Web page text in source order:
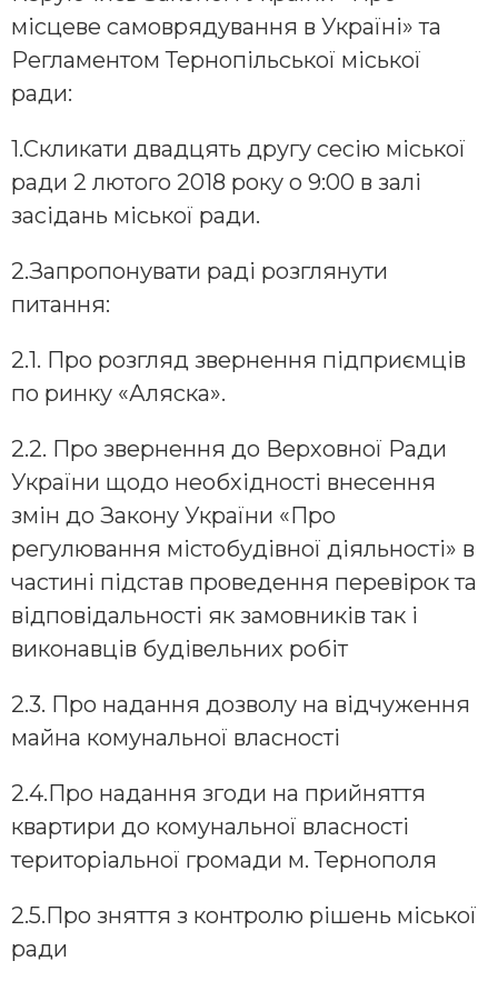
місцеве самоврядування в Україні» та
Регламентом Тернопільської міської
ради:
1.Скликати двадцять другу сесію міської
ради 2 лютого 2018 року о 9:00 в залі
засідань міської ради.
2.Запропонувати раді розглянути
питання:
2.1. Про розгляд звернення підприємців
по ринку «Аляска».
2.2. Про звернення до Верховної Ради
України щодо необхідності внесення
змін до Закону України «Про
регулювання містобудівної діяльності» в
частині підстав проведення перевірок та
відповідальності як замовників так і
виконавців будівельних робіт
2.3. Про надання дозволу на відчуження
майна комунальної власності
2.4.Про надання згоди на прийняття
квартири до комунальної власності
територіальної громади м. Тернополя
2.5.Про зняття з контролю рішень міської
ради